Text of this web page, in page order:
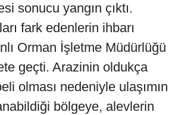
sonucu yangın çıktı.
fark edenlerin ihbarı
Orman İşletme Müdürlüğü
geçti. Arazinin oldukça
olması nedeniyle ulaşımın
bölgeye, alevlerin